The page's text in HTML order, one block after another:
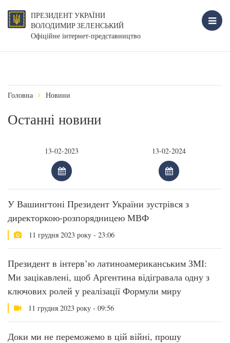
ПРЕЗИДЕНТ УКРАЇНИ
ВОЛОДИМИР ЗЕЛЕНСЬКИЙ
Офіційне інтернет-представництво
Головна Новини
Останні новини
У Вашингтоні Президент України зустрівся з
директоркою-розпорядницею МВФ
11 грудня 2023 року - 23:06
Президент в інтерв’ю латиноамериканським ЗМІ:
Ми зацікавлені, щоб Аргентина відігравала одну з
ключових ролей у реалізації Формули миру
11 грудня 2023 року - 09:56
Доки ми не переможемо в цій війні, прошу